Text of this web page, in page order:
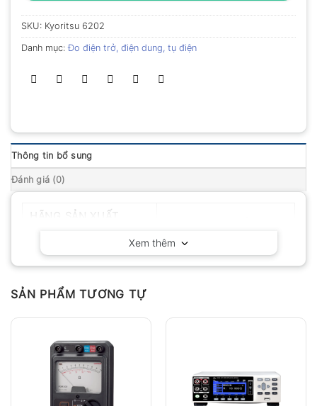
SKU: Kyoritsu 6202
Danh mục:Đo điện trở, điện dung, tụ điện
Thông tin bổ sung
Đánh giá (0)
Xem thêm
SẢN PHẨM TƯƠNG TỰ